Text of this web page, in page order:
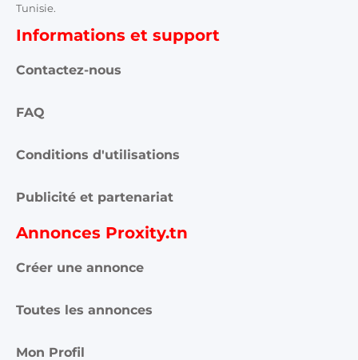
Tunisie.
Informations et support
Contactez-nous
FAQ
Conditions d'utilisations
Publicité et partenariat
Annonces Proxity.tn
Créer une annonce
Toutes les annonces
Mon Profil